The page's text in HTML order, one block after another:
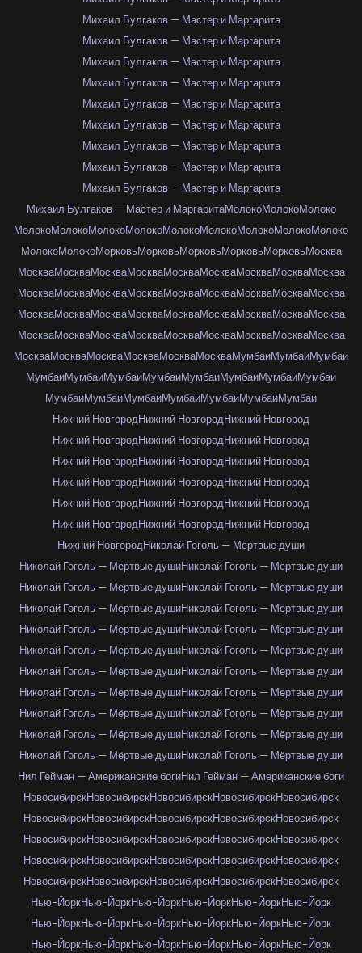
Михаил Булгаков — Мастер и Маргарита
Михаил Булгаков — Мастер и Маргарита
Михаил Булгаков — Мастер и Маргарита
Михаил Булгаков — Мастер и Маргарита
Михаил Булгаков — Мастер и Маргарита
Михаил Булгаков — Мастер и Маргарита
Михаил Булгаков — Мастер и Маргарита
Михаил Булгаков — Мастер и Маргарита
Михаил Булгаков — Мастер и Маргарита
Михаил Булгаков — Мастер и МаргаритаМолокоМолокоМолоко
МолокоМолокоМолокоМолокоМолокоМолокоМолокоМолокоМолоко
МолокоМолокоМорковьМорковьМорковьМорковьМорковьМосква
МоскваМоскваМоскваМоскваМоскваМоскваМоскваМоскваМосква
МоскваМоскваМоскваМоскваМоскваМоскваМоскваМоскваМосква
МоскваМоскваМоскваМоскваМоскваМоскваМоскваМоскваМосква
МоскваМоскваМоскваМоскваМоскваМоскваМоскваМоскваМосква
МоскваМоскваМоскваМоскваМоскваМоскваМумбаиМумбаиМумбаи
МумбаиМумбаиМумбаиМумбаиМумбаиМумбаиМумбаиМумбаи
МумбаиМумбаиМумбаиМумбаиМумбаиМумбаиМумбаи
Нижний НовгородНижний НовгородНижний Новгород
Нижний НовгородНижний НовгородНижний Новгород
Нижний НовгородНижний НовгородНижний Новгород
Нижний НовгородНижний НовгородНижний Новгород
Нижний НовгородНижний НовгородНижний Новгород
Нижний НовгородНижний НовгородНижний Новгород
Нижний НовгородНиколай Гоголь — Мёртвые души
Николай Гоголь — Мёртвые душиНиколай Гоголь — Мёртвые души
Николай Гоголь — Мёртвые душиНиколай Гоголь — Мёртвые души
Николай Гоголь — Мёртвые душиНиколай Гоголь — Мёртвые души
Николай Гоголь — Мёртвые душиНиколай Гоголь — Мёртвые души
Николай Гоголь — Мёртвые душиНиколай Гоголь — Мёртвые души
Николай Гоголь — Мёртвые душиНиколай Гоголь — Мёртвые души
Николай Гоголь — Мёртвые душиНиколай Гоголь — Мёртвые души
Николай Гоголь — Мёртвые душиНиколай Гоголь — Мёртвые души
Николай Гоголь — Мёртвые душиНиколай Гоголь — Мёртвые души
Николай Гоголь — Мёртвые душиНиколай Гоголь — Мёртвые души
Нил Гейман — Американские богиНил Гейман — Американские боги
НовосибирскНовосибирскНовосибирскНовосибирскНовосибирск
НовосибирскНовосибирскНовосибирскНовосибирскНовосибирск
НовосибирскНовосибирскНовосибирскНовосибирскНовосибирск
НовосибирскНовосибирскНовосибирскНовосибирскНовосибирск
НовосибирскНовосибирскНовосибирскНовосибирскНовосибирск
Нью-ЙоркНью-ЙоркНью-ЙоркНью-ЙоркНью-ЙоркНью-Йорк
Нью-ЙоркНью-ЙоркНью-ЙоркНью-ЙоркНью-ЙоркНью-Йорк
Нью-ЙоркНью-ЙоркНью-ЙоркНью-ЙоркНью-ЙоркНью-Йорк